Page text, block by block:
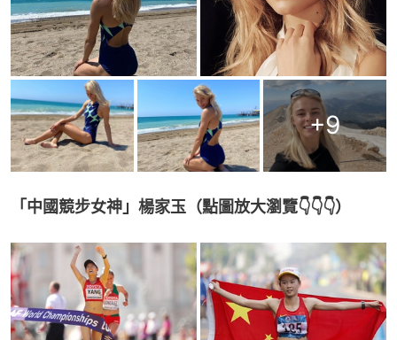
+9
「中國競步女神」楊家玉（點圖放大瀏覽👇👇👇）